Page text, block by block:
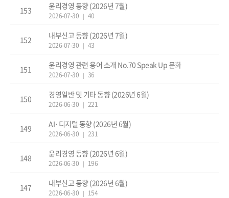
153 윤리경영 동향 (2026년 7월)
2026-07-30 | 40
152 내부신고 동향 (2026년 7월)
2026-07-30 | 43
151 윤리경영 관련 용어 소개 No.70 Speak Up 문화
2026-07-30 | 36
150 경영일반 및 기타 동향 (2026년 6월)
2026-06-30 | 221
149 AI·디지털 동향 (2026년 6월)
2026-06-30 | 231
148 윤리경영 동향 (2026년 6월)
2026-06-30 | 196
147 내부신고 동향 (2026년 6월)
2026-06-30 | 154